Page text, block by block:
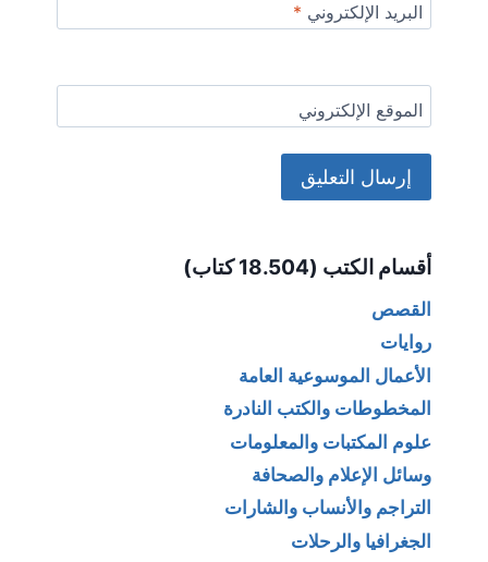
البريد الإلكتروني *
الموقع الإلكتروني
أقسام الكتب (18.504 كتاب)
القصص
روايات
الأعمال الموسوعية العامة
المخطوطات والكتب النادرة
علوم المكتبات والمعلومات
وسائل الإعلام والصحافة
التراجم والأنساب والشارات
الجغرافيا والرحلات